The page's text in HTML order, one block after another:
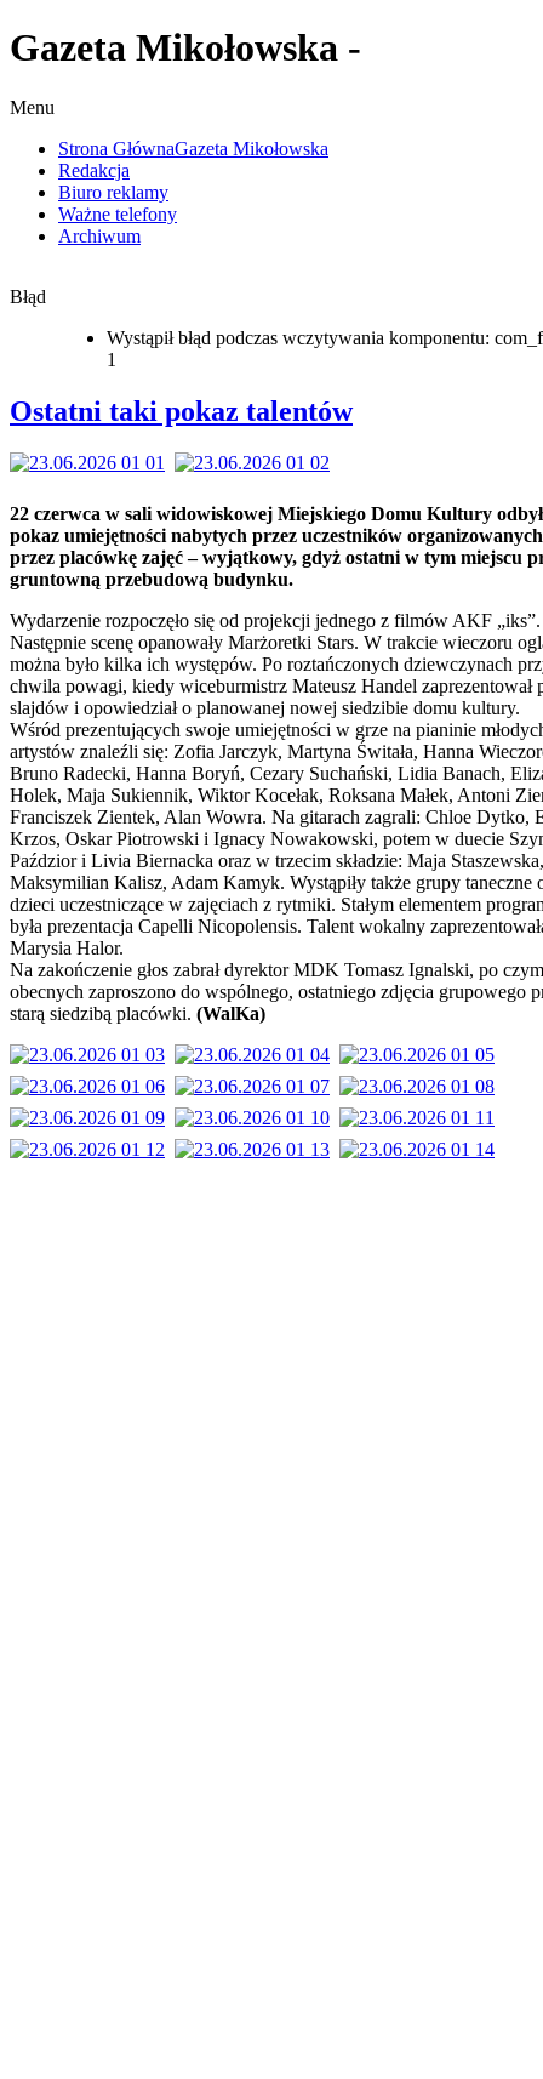
Gazeta Mikołowska -
Menu
Strona GłównaGazeta Mikołowska
Redakcja
Biuro reklamy
Ważne telefony
Archiwum
Błąd
Wystąpił błąd podczas wczytywania komponentu:
1
Ostatni taki pokaz talentów
22 czerwca w sali widowiskowej Miejskiego Domu Kultury
pokaz umiejętności nabytych przez uczestników organizowanych
przez placówkę zajęć – wyjątkowy, gdyż ostatni w tym miejscu
gruntowną przebudową budynku.
Wydarzenie rozpoczęło się od projekcji jednego z filmów AKF „iks”.
Następnie scenę opanowały Marżoretki Stars. W trakcie wieczoru
można było kilka ich występów. Po roztańczonych dziewczynach
chwila powagi, kiedy wiceburmistrz Mateusz Handel zaprezentował
slajdów i opowiedział o planowanej nowej siedzibie domu kultury.
Wśród prezentujących swoje umiejętności w grze na pianinie
artystów znaleźli się: Zofia Jarczyk, Martyna Świtała, Hanna
Bruno Radecki, Hanna Boryń, Cezary Suchański, Lidia Banach,
Holek, Maja Sukiennik, Wiktor Kocełak, Roksana Małek, Antoni
Franciszek Zientek, Alan Wowra. Na gitarach zagrali: Chloe Dytko,
Krzos, Oskar Piotrowski i Ignacy Nowakowski, potem w duecie
Paździor i Livia Biernacka oraz w trzecim składzie: Maja Staszewska,
Maksymilian Kalisz, Adam Kamyk. Wystąpiły także grupy taneczne
dzieci uczestniczące w zajęciach z rytmiki. Stałym elementem
była prezentacja Capelli Nicopolensis. Talent wokalny
Marysia Halor.
Na zakończenie głos zabrał dyrektor MDK Tomasz Ignalski, po czym
obecnych zaproszono do wspólnego, ostatniego zdjęcia grupowego
starą siedzibą placówki. (WalKa)